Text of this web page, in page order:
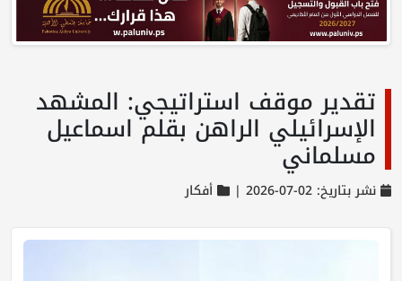
تقدير موقف استراتيجي: المشهد
الإسرائيلي الراهن بقلم اسماعيل
مسلماني
نشر بتاريخ: 02-07-2026 | أفكار